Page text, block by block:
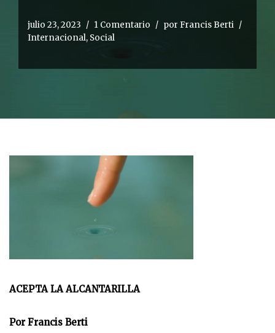
julio 23, 2023 1 Comentario por Francis Berti
Internacional, Social
ACEPTA LA ALCANTARILLA
Por Francis Berti